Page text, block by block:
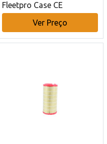
Fleetpro Case CE
Ver Preço